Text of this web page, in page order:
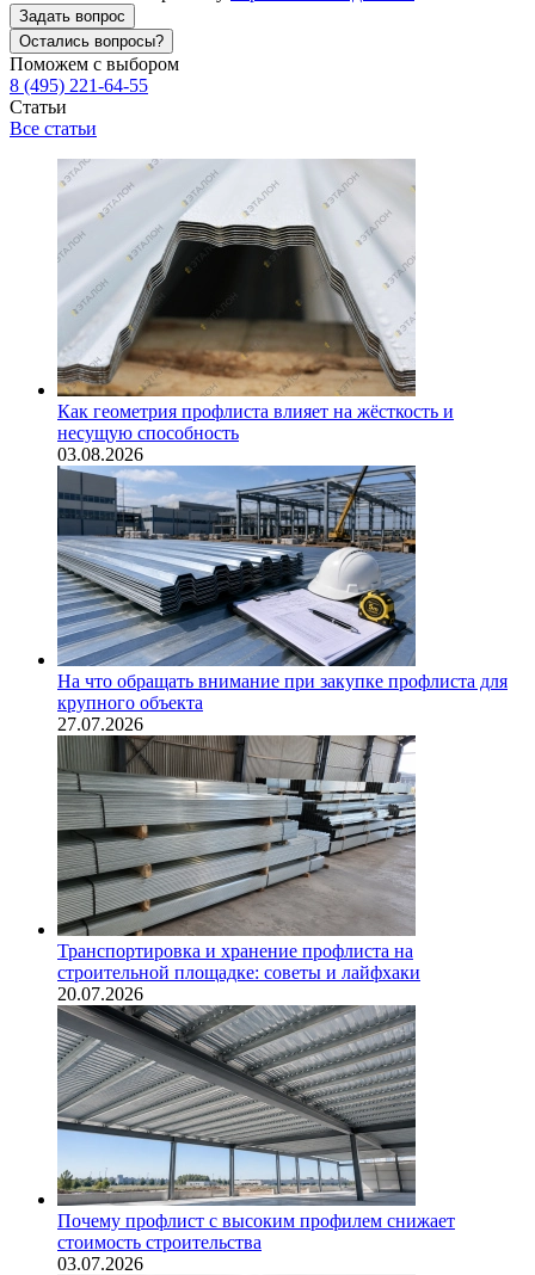
Задать вопрос
Остались вопросы?
Поможем с выбором
8 (495) 221-64-55
Статьи
Все статьи
Как геометрия профлиста влияет на жёсткость и
несущую способность
03.08.2026
На что обращать внимание при закупке профлиста для
крупного объекта
27.07.2026
Транспортировка и хранение профлиста на
строительной площадке: советы и лайфхаки
20.07.2026
Почему профлист с высоким профилем снижает
стоимость строительства
03.07.2026